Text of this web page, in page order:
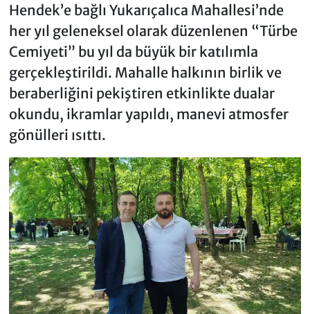
Hendek’e bağlı Yukarıçalıca Mahallesi’nde
her yıl geleneksel olarak düzenlenen “Türbe
Cemiyeti” bu yıl da büyük bir katılımla
gerçekleştirildi. Mahalle halkının birlik ve
beraberliğini pekiştiren etkinlikte dualar
okundu, ikramlar yapıldı, manevi atmosfer
gönülleri ısıttı.